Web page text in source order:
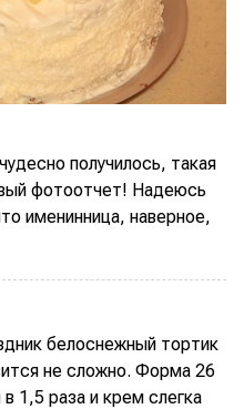
получилось, такая
фотоотчет! Надеюсь
именинница, наверное,
белоснежный тортик
не сложно. Форма 26
1,5 раза и крем слегка